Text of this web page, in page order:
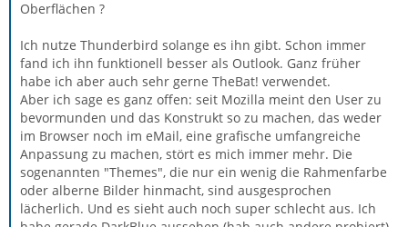
Oberflächen ?
Ich nutze Thunderbird solange es ihn gibt. Schon immer
fand ich ihn funktionell besser als Outlook. Ganz früher
habe ich aber auch sehr gerne TheBat! verwendet.
Aber ich sage es ganz offen: seit Mozilla meint den User zu
bevormunden und das Konstrukt so zu machen, das weder
im Browser noch im eMail, eine grafische umfangreiche
Anpassung zu machen, stört es mich immer mehr. Die
sogenannten "Themes", die nur ein wenig die Rahmenfarbe
oder alberne Bilder hinmacht, sind ausgesprochen
lächerlich. Und es sieht auch noch super schlecht aus. Ich